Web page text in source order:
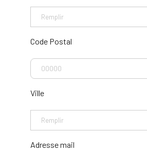
Code Postal
Ville
Adresse mail